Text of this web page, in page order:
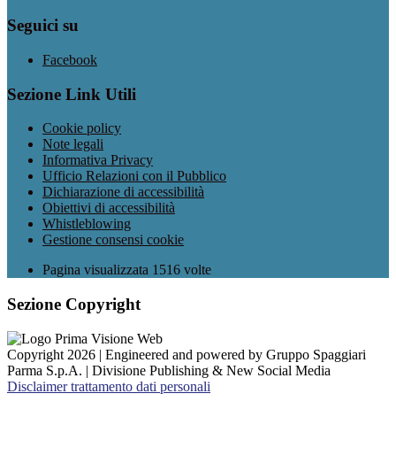
Seguici su
Facebook
Sezione Link Utili
Cookie policy
Note legali
Informativa Privacy
Ufficio Relazioni con il Pubblico
Dichiarazione di accessibilità
Obiettivi di accessibilità
Whistleblowing
Gestione consensi cookie
Pagina visualizzata 1516 volte
Sezione Copyright
Copyright 2026 | Engineered and powered by Gruppo Spaggiari
Parma S.p.A. | Divisione Publishing & New Social Media
Disclaimer trattamento dati personali